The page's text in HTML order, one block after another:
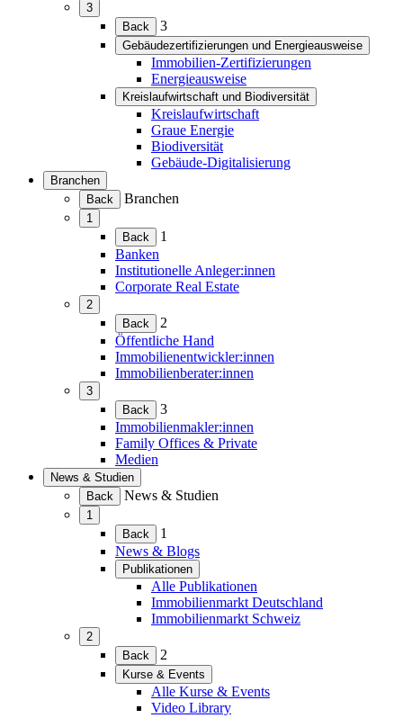
3
(Menü
erweitern)
Back 3
Gebäudezertifizierungen und Energieausweise
(Menü
erweitern)
Immobilien-Zertifizierungen
Energieausweise
Kreislaufwirtschaft und Biodiversität
(Menü
erweitern)
Kreislaufwirtschaft
Graue Energie
Biodiversität
Gebäude-Digitalisierung
Branchen
(Menü
erweitern)
Back Branchen
1
(Menü
erweitern)
Back
1
Banken
Institutionelle Anleger:innen
Corporate Real Estate
2
(Menü
erweitern)
Back
2
Öffentliche Hand
Immobilienentwickler:innen
Immobilienberater:innen
3
(Menü
erweitern)
Back
3
Immobilienmakler:innen
Family Offices & Private
Medien
News & Studien
(Menü
erweitern)
Back News & Studien
1
(Menü
erweitern)
Back
1
News & Blogs
Publikationen
(Menü
erweitern)
Alle Publikationen
Immobilienmarkt Deutschland
Immobilienmarkt Schweiz
2
(Menü
erweitern)
Back 2
Kurse & Events
(Menü
erweitern)
Alle Kurse & Events
Video Library